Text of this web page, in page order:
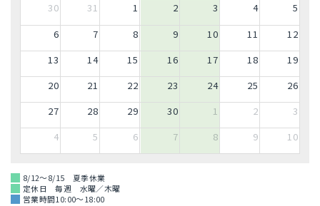
30
31 1 2 3 4
5
6
7 8 9 10 11
12
13
14 15 16 17 18
19
20
21 22 23 24 25
26
27
28 29 30 1 2
3
4
5 6 7 8 9 10
8/12～8/15 夏季休業
定休日 毎週 水曜／木曜
営業時間10:00～18:00